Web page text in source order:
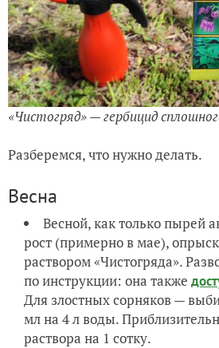
«Чистогряд» — гербицид
Разберемся, что нужно делать.
Весна
Весной, как только пырей
рост (примерно в мае),
раствором «Чистогряда».
по инструкции: она также
Для злостных сорняков —
мл на 4 л воды.
раствора на 1 сотку.